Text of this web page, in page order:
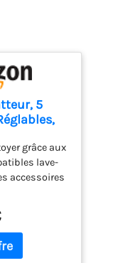
5
Fouets
Inox,
Sans
et
MX-
grâce aux
lave-
accessoires
et
lave-
un entretien